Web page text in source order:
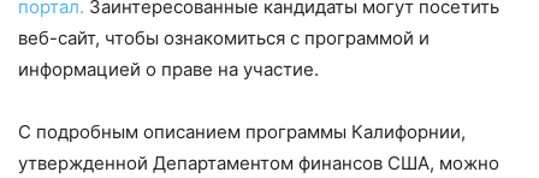
портал. Заинтересованные кандидаты могут посетить
веб-сайт, чтобы ознакомиться с программой и
информацией о праве на участие.
С подробным описанием программы Калифорнии,
утвержденной Департаментом финансов США, можно